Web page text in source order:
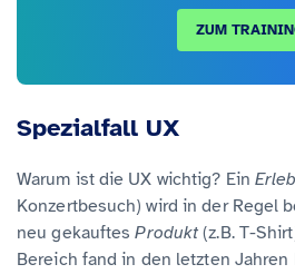
ZUM
Spezialfall UX
Warum ist die UX wichtig? Ein
Konzertbesuch) wird in der Regel
neu gekauftesProdukt(z.B. T-
Bereich fand in den letzten